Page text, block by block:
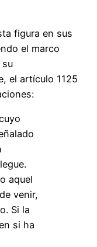
figura en sus
el marco
su
el artículo 1125
aquel
venir,
Si la
si ha